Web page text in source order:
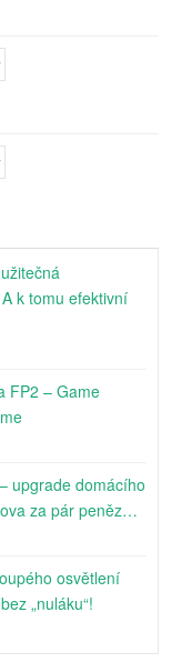
k tomu efektivní
FP2 – Game
upgrade domácího
za pár peněz…
osvětlení
„nuláku“!